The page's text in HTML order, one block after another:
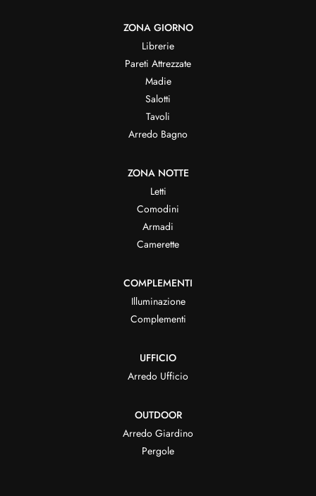
ZONA GIORNO
Librerie
Pareti Attrezzate
Madie
Salotti
Tavoli
Arredo Bagno
ZONA NOTTE
Letti
Comodini
Armadi
Camerette
COMPLEMENTI
Illuminazione
Complementi
UFFICIO
Arredo Ufficio
OUTDOOR
Arredo Giardino
Pergole